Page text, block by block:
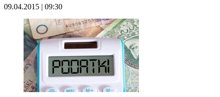
09.04.2015 | 09:30